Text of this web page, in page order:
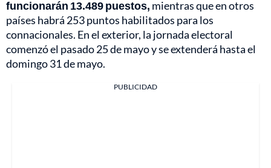
funcionarán 13.489 puestos, mientras que en otros
países habrá 253 puntos habilitados para los
connacionales. En el exterior, la jornada electoral
comenzó el pasado 25 de mayo y se extenderá hasta el
domingo 31 de mayo.
PUBLICIDAD